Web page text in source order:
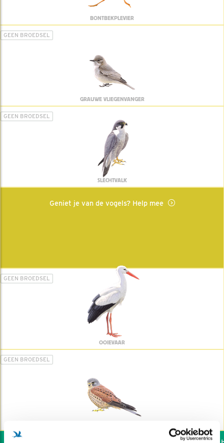
BONTBEKPLEVIER
GEEN BROEDSEL
GRAUWE VLIEGENVANGER
GEEN BROEDSEL
SLECHTVALK
Geniet je van de vogels? Help mee
GEEN BROEDSEL
OOIEVAAR
GEEN BROEDSEL